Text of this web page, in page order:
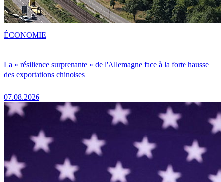
La « résilience surprenante » de l'Allemagne face à la forte hausse
des exportations chinoises
07.08.2026
ÉCONOMIE